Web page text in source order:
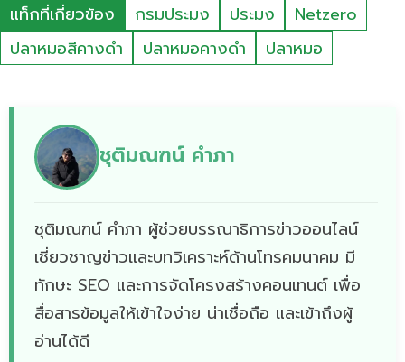
แท็กที่เกี่ยวข้อง กรมประมง ประมง
Netzero
ปลาหมอสีคางดำ
ปลาหมอคางดำ ปลาหมอ
ชุติมณฑน์ คำภา
ชุติมณฑน์ คำภา ผู้ช่วยบรรณาธิการข่าวออนไลน์
เชี่ยวชาญข่าวและบทวิเคราะห์ด้านโทรคมนาคม มี
ทักษะ SEO และการจัดโครงสร้างคอนเทนต์ เพื่อ
สื่อสารข้อมูลให้เข้าใจง่าย น่าเชื่อถือ และเข้าถึงผู้
อ่านได้ดี